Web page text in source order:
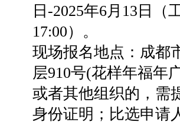
日-2025年6月13日（
17:00）。
现场报名地点：成都
层910号(花样年福年
或者其他组织的，需
身份证明；比选申请